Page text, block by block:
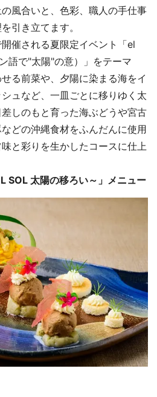
風合いと、色彩、職人の手仕事
引き立てます。
催される夏限定イベント「el
語で"太陽"の意）」をテーマ
る前菜や、夕陽に染まる海をイ
ュなど、一皿ごとに移りゆく太
しのもと育った海ぶどうや宮古
どの沖縄食材をふんだんに使用
と彩りを生かしたコースに仕上
SOL 太陽の移ろい～」メニュー